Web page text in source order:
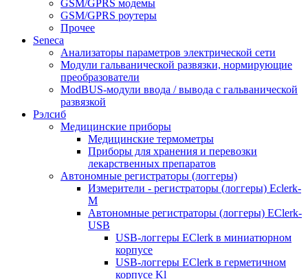
GSM/GPRS модемы
GSM/GPRS роутеры
Прочее
Seneca
Анализаторы параметров электрической сети
Модули гальванической развязки, нормирующие
преобразователи
ModBUS-модули ввода / вывода с гальванической
развязкой
Рэлсиб
Медицинские приборы
Медицинские термометры
Приборы для хранения и перевозки
лекарственных препаратов
Автономные регистраторы (логгеры)
Измерители - регистраторы (логгеры) Eclerk-
M
Автономные регистраторы (логгеры) EClerk-
USB
USB-логгеры EClerk в миниатюрном
корпусе
USB-логгеры EClerk в герметичном
корпусе Kl